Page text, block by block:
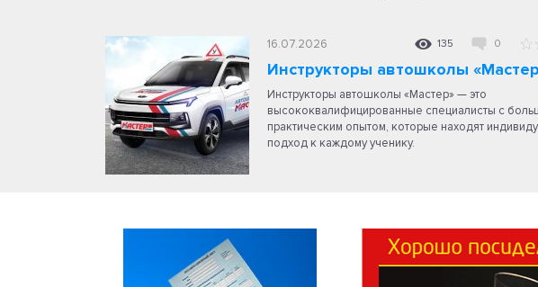
16.07.2026 135 0
Инструкторы автошколы
Инструкторы автошколы «Мастер» — это
высококвалифицированные специалисты с
практическим опытом, которые находят
подход к каждому ученику.